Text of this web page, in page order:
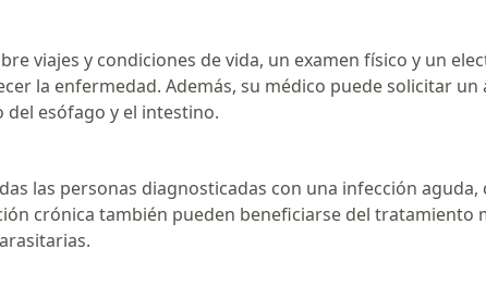
viajes y condiciones de vida, un examen físico y un
la enfermedad. Además, su médico puede solicitar un
del esófago y el intestino.
las personas diagnosticadas con una infección aguda,
crónica también pueden beneficiarse del tratamiento